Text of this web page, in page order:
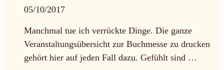
05/10/2017
Manchmal tue ich verrückte Dinge. Die ganze
Veranstaltungsübersicht zur Buchmesse zu drucken
gehört hier auf jeden Fall dazu. Gefühlt sind …